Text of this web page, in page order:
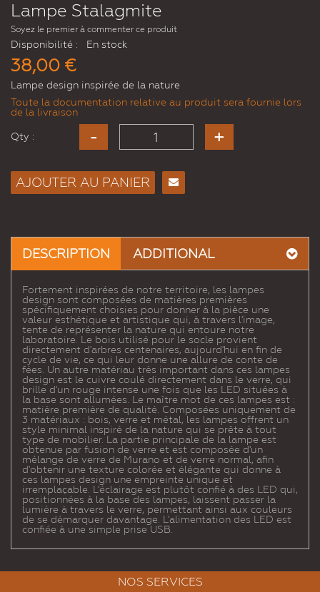
Lampe Stalagmite
Soyez le premier à commenter ce produit
Disponibilité : En stock
38,00 €
Lampe design inspirée de la nature
Toute la documentation relative au produit sera fournie lors
de la livraison
Qty :
AJOUTER AU PANIER
DESCRIPTION ADDITIONAL
Fortement inspirées de notre territoire, les lampes
design sont composées de matières premières
spécifiquement choisies pour donner à la pièce une
valeur esthétique et artistique qui, à travers l'image,
tente de représenter la nature qui entoure notre
laboratoire. Le bois utilisé pour le socle provient
directement d'arbres centenaires, aujourd'hui en fin de
cycle de vie, ce qui leur donne une allure de conte de
fées. Un autre matériau très important dans ces lampes
design est le cuivre coulé directement dans le verre, qui
brille d'un rouge intense une fois que les LED situées à
la base sont allumées. Le maître mot de ces lampes est :
matière première de qualité. Composées uniquement de
3 matériaux : bois, verre et métal, les lampes offrent un
style minimal inspiré de la nature qui se prête à tout
type de mobilier. La partie principale de la lampe est
obtenue par fusion de verre et est composée d'un
mélange de verre de Murano et de verre normal, afin
d'obtenir une texture colorée et élégante qui donne à
ces lampes design une empreinte unique et
irremplaçable. L'éclairage est plutôt confié à des LED qui,
positionnées à la base des lampes, laissent passer la
lumière à travers le verre, permettant ainsi aux couleurs
de se démarquer davantage. L'alimentation des LED est
confiée à une simple prise USB.
NOS SERVICES